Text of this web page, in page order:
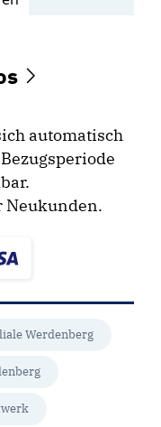
automatisch
Neukunden.
Werdenberg